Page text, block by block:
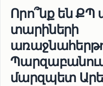
Որո՞նք են
տարիների
Պարզաբանում
մարզպետ